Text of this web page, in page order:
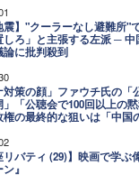
震】"クーラーなし避難所"
しろ」と主張する左派 ─
論に批判殺到
対策の顔」ファウチ氏の
」「公聴会で100回以上の
権の最終的な狙いは「中国
リバティ (29)】映画で学
』